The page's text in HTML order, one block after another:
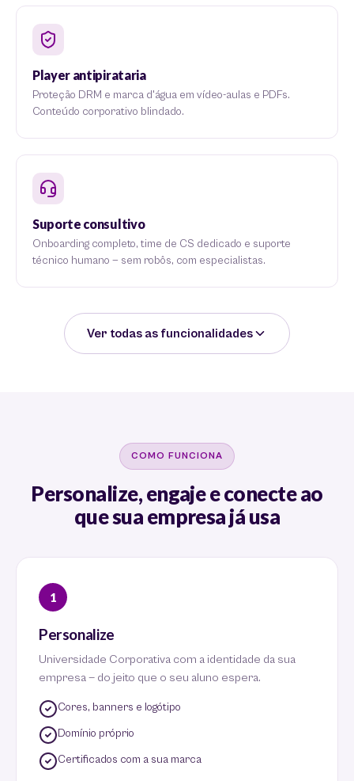
Player antipirataria
Proteção DRM e marca d'água em vídeo-aulas e PDFs.
Conteúdo corporativo blindado.
Suporte consultivo
Onboarding completo, time de CS dedicado e suporte
técnico humano — sem robôs, com especialistas.
Ver todas as funcionalidades
COMO FUNCIONA
Personalize, engaje e conecte ao
que sua empresa já usa
1
Personalize
Universidade Corporativa com a identidade da sua
empresa — do jeito que o seu aluno espera.
Cores, banners e logótipo
Domínio próprio
Certificados com a sua marca